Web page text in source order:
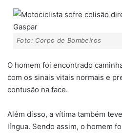
Foto: Corpo de Bombeiros
O homem foi encontrado
com os sinais vitais normais e
contusão na face.
Além disso, a vítima também
língua. Sendo assim, o homem